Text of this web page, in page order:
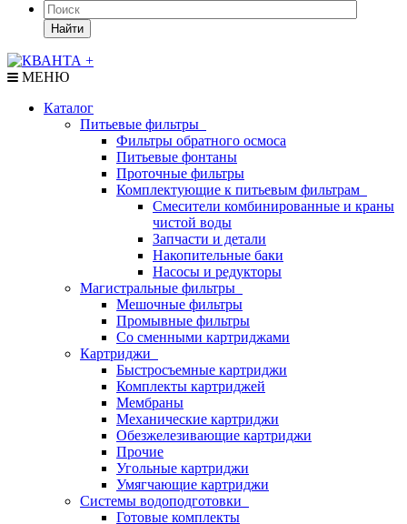
Найти
МЕНЮ
Каталог
Питьевые фильтры
Фильтры обратного осмоса
Питьевые фонтаны
Проточные фильтры
Комплектующие к питьевым фильтрам
Смесители комбинированные и краны
чистой воды
Запчасти и детали
Накопительные баки
Насосы и редукторы
Магистральные фильтры
Мешочные фильтры
Промывные фильтры
Со сменными картриджами
Картриджи
Быстросъемные картриджи
Комплекты картриджей
Мембраны
Механические картриджи
Обезжелезивающие картриджи
Прочие
Угольные картриджи
Умягчающие картриджи
Системы водоподготовки
Готовые комплекты